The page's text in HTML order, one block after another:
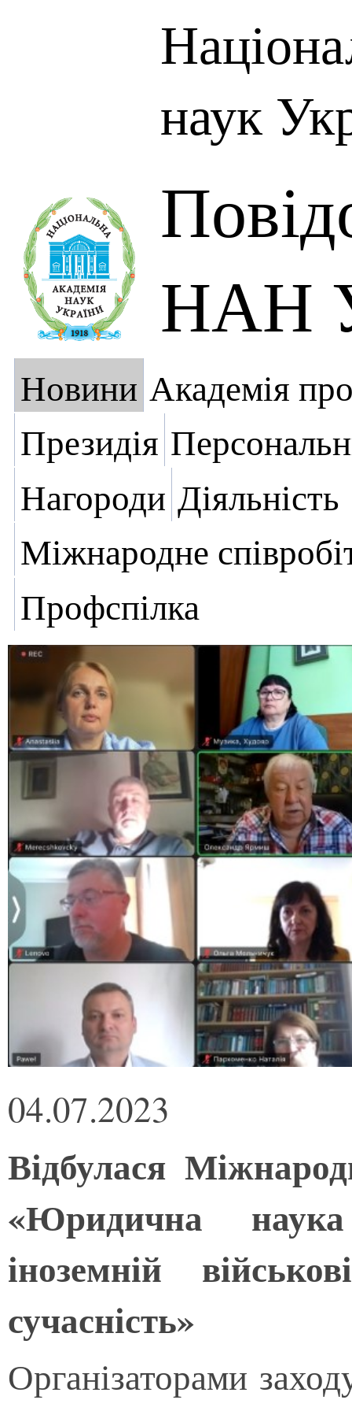
наук
НАН
Новини Академія
Президія
Нагороди Діяльність
Міжнародне
Профспілка
04.07.2023
Відбулася
«Юридична
іноземній
сучасність»
Організаторами